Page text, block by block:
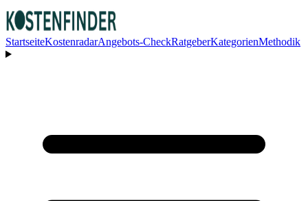
StartseiteKostenradarAngebots-CheckRatgeberKategorienMethodik